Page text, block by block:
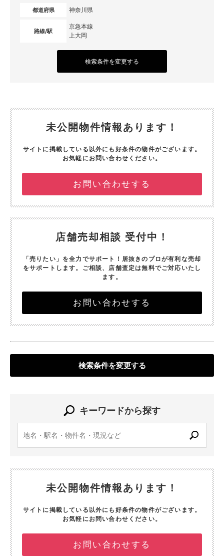
都道府県 神奈川県
路線/駅
京急本線
上大岡
検索条件を変更する
未公開物件情報あります！
サイトに掲載している以外にも好条件の物件がございます。
お気軽にお問い合わせください。
お問い合わせする
店舗売却相談 受付中！
「売りたい」を全力でサポート！ 居抜きのプロが有利な売却
をサポートします。 ご相談、店舗査定は無料でご対応いたし
ます。
お問い合わせする
検索条件を変更する
キーワードから探す
未公開物件情報あります！
サイトに掲載している以外にも好条件の物件がございます。
お気軽にお問い合わせください。
お問い合わせする